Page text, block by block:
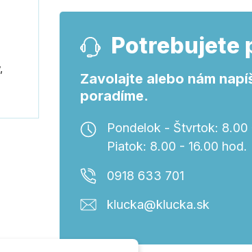
Potrebujete
Zavolajte alebo nám
poradíme.
Pondelok - Štvrtok: 8.00
Piatok: 8.00 - 16.00 hod.
0918 633 701
klucka@klucka.sk